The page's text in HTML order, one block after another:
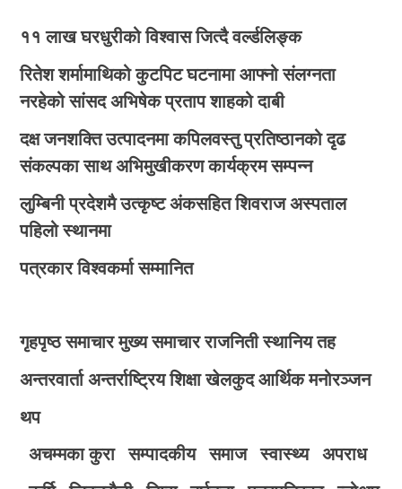
११ लाख घरधुरीको विश्वास जित्दै वर्ल्डलिङ्क
रितेश शर्मामाथिको कुटपिट घटनामा आफ्नो संलग्नता
नरहेको सांसद अभिषेक प्रताप शाहको दाबी
दक्ष जनशक्ति उत्पादनमा कपिलवस्तु प्रतिष्ठानको दृढ
संकल्पका साथ अभिमुखीकरण कार्यक्रम सम्पन्न
लुम्बिनी प्रदेशमै उत्कृष्ट अंकसहित शिवराज अस्पताल
पहिलो स्थानमा
पत्रकार विश्वकर्मा सम्मानित
गृहपृष्ठ समाचार मुख्य समाचार राजनिती स्थानिय तह
अन्तरवार्ता अन्तर्राष्ट्रिय शिक्षा खेलकुद आर्थिक मनोरञ्जन
थप
अचम्मका कुरा
सम्पादकीय समाज स्वास्थ्य
अपराध